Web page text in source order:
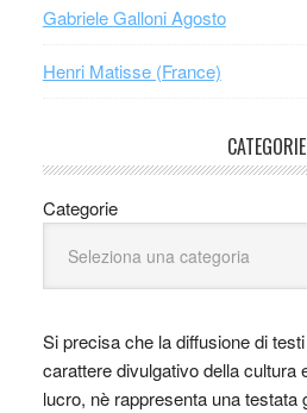
Gabriele Galloni Agosto
Henri Matisse (France)
CATEGORIE
Categorie
Si precisa che la diffusione di
carattere divulgativo della cultura
lucro, nè rappresenta una testata